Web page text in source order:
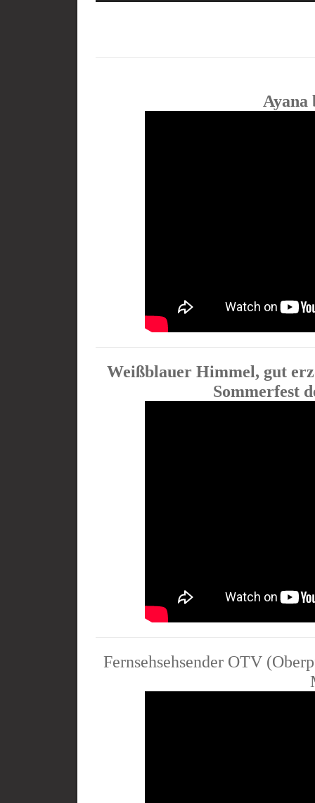
Ayana
Weißblauer Himmel, gut
Sommerfest
Fernsehsehsender OTV